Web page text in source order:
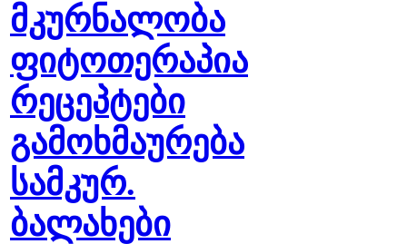
მკურნალობა
ფიტოთერაპია
რეცეპტები
გამოხმაურება
სამკურ.
ბალახები